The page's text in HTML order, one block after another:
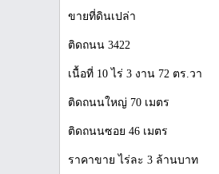
ขายที่ดินเปล่า
ติดถนน 3422
เนื้อที่ 10 ไร่ 3 งาน 72 ตร.วา
ติดถนนใหญ่ 70 เมตร
ติดถนนซอย 46 เมตร
ราคาขาย ไร่ละ 3 ล้านบาท